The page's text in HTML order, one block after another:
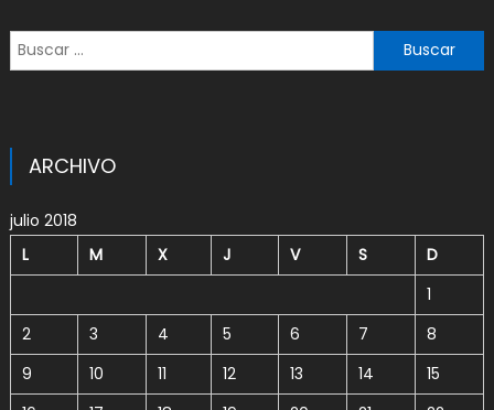
Buscar:
ARCHIVO
julio 2018
L
M X J V S
D
1
2
3 4 5 6 7
8
9
10 11 12 13 14
15